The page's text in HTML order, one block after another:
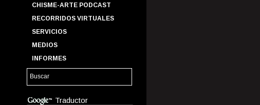
CHISME-ARTE PODCAST
RECORRIDOS VIRTUALES
SERVICIOS
MEDIOS
INFORMES
Traductor